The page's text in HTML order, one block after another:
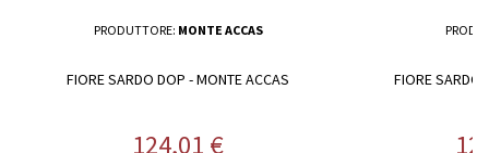
PRODUTTORE: MONTE ACCAS
FIORE SARDO DOP - MONTE ACCAS
Prezzo
124,01 €
FIORE SARDO